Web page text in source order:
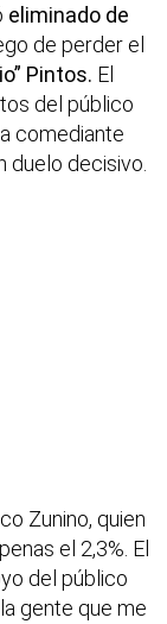
eliminado de
de perder el
Pintos. El
del público
comediante
duelo decisivo.
Zunino, quien
el 2,3%. El
del público
gente que me